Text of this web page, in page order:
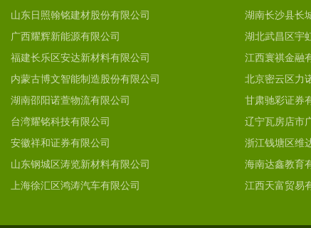
山东日照翰铭建材股份有限公司
湖南长沙县长
广西耀辉新能源有限公司
湖北武昌区宇
福建长乐区安达新材料有限公司
江西寰祺金融
内蒙古博文智能制造股份有限公司
北京密云区力
湖南邵阳诺萱物流有限公司
甘肃驰彩证券
台湾耀铭科技有限公司
辽宁瓦房店市
安徽祥和证券有限公司
浙江钱塘区维
山东钢城区涛览新材料有限公司
海南达鑫教育
上海徐汇区鸿涛汽车有限公司
江西天富贸易